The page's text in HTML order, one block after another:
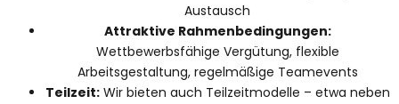
Austausch
Attraktive Rahmenbedingungen:
Wettbewerbsfähige Vergütung, flexible
Arbeitsgestaltung, regelmäßige Teamevents
Teilzeit:Wir bieten auch Teilzeitmodelle – etwa neben